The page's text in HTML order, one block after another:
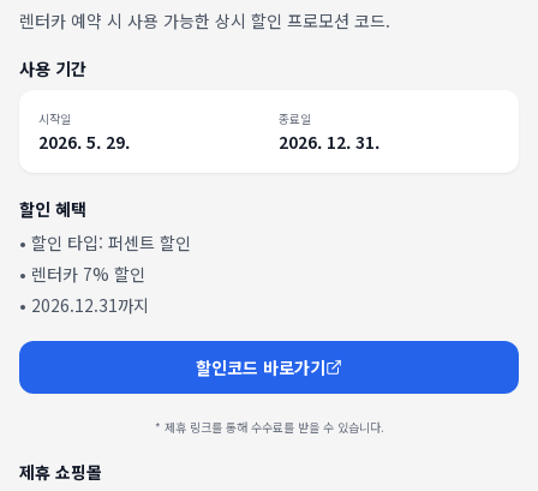
렌터카 예약 시 사용 가능한 상시 할인 프로모션 코드.
사용 기간
시작일
2026. 5. 29.
종료일
2026. 12. 31.
할인 혜택
• 할인 타입: 퍼센트 할인
• 렌터카 7% 할인
• 2026.12.31까지
할인코드 바로가기
* 제휴 링크를 통해 수수료를 받을 수 있습니다.
제휴 쇼핑몰